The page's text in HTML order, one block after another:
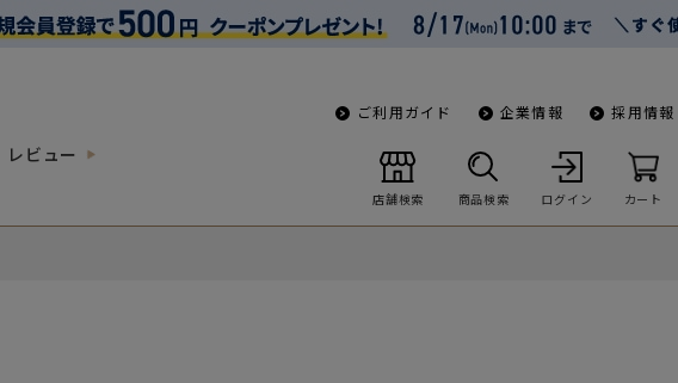
レビュー
ご利用ガイド 企業情報 採用情報
店舗検索 商品検索 ログイン カート